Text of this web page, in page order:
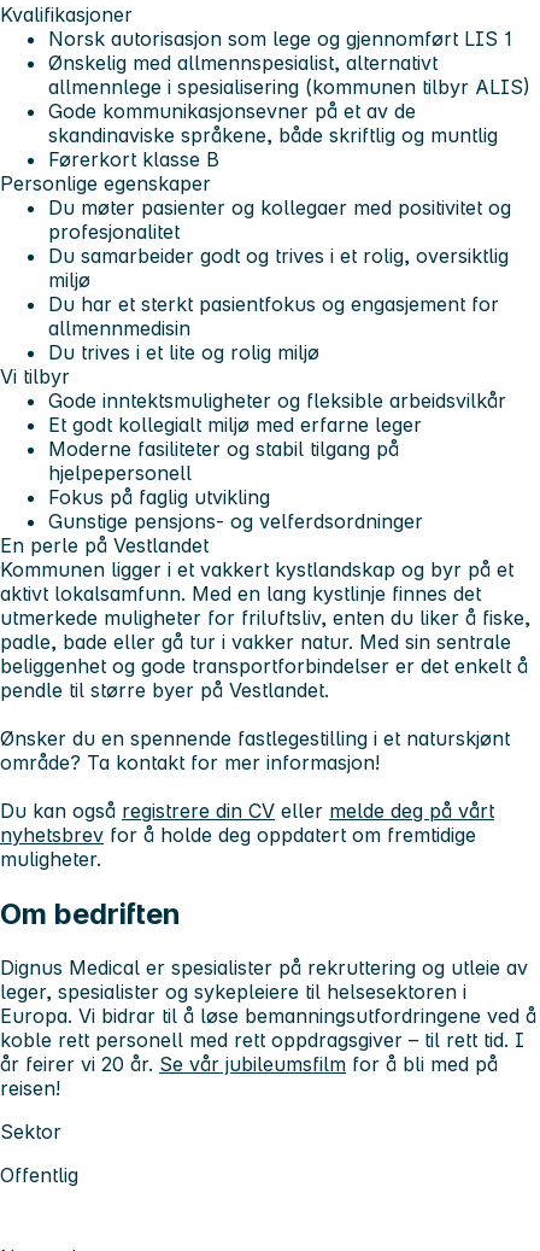
Kvalifikasjoner
Norsk autorisasjon som lege og gjennomført LIS 1
Ønskelig med allmennspesialist, alternativt
allmennlege i spesialisering (kommunen tilbyr ALIS)
Gode kommunikasjonsevner på et av de
skandinaviske språkene, både skriftlig og muntlig
Førerkort klasse B
Personlige egenskaper
Du møter pasienter og kollegaer med positivitet og
profesjonalitet
Du samarbeider godt og trives i et rolig, oversiktlig
miljø
Du har et sterkt pasientfokus og engasjement for
allmennmedisin
Du trives i et lite og rolig miljø
Vi tilbyr
Gode inntektsmuligheter og fleksible arbeidsvilkår
Et godt kollegialt miljø med erfarne leger
Moderne fasiliteter og stabil tilgang på
hjelpepersonell
Fokus på faglig utvikling
Gunstige pensjons- og velferdsordninger
En perle på Vestlandet
Kommunen ligger i et vakkert kystlandskap og byr på et
aktivt lokalsamfunn. Med en lang kystlinje finnes det
utmerkede muligheter for friluftsliv, enten du liker å fiske,
padle, bade eller gå tur i vakker natur. Med sin sentrale
beliggenhet og gode transportforbindelser er det enkelt å
pendle til større byer på Vestlandet.
Ønsker du en spennende fastlegestilling i et naturskjønt
område? Ta kontakt for mer informasjon!
Du kan også registrere din CV eller melde deg på vårt
nyhetsbrev for å holde deg oppdatert om fremtidige
muligheter.
Om bedriften
Dignus Medical er spesialister på rekruttering og utleie av
leger, spesialister og sykepleiere til helsesektoren i
Europa. Vi bidrar til å løse bemanningsutfordringene ved å
koble rett personell med rett oppdragsgiver – til rett tid. I
år feirer vi 20 år. Se vår jubileumsfilm for å bli med på
reisen!
Sektor
Offentlig